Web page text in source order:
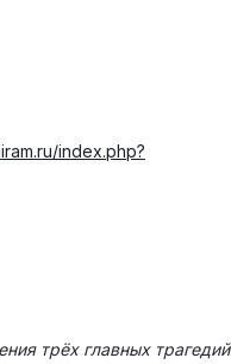
index.php?
трёх главных трагедий